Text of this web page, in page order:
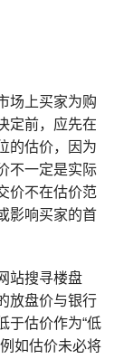
场上买家为购
定前，应先在
的估价，因为
不一定是实际
价不在估价范
影响买家的首
站搜寻楼盘
放盘价与银行
于估价作为“低
如估价未必将